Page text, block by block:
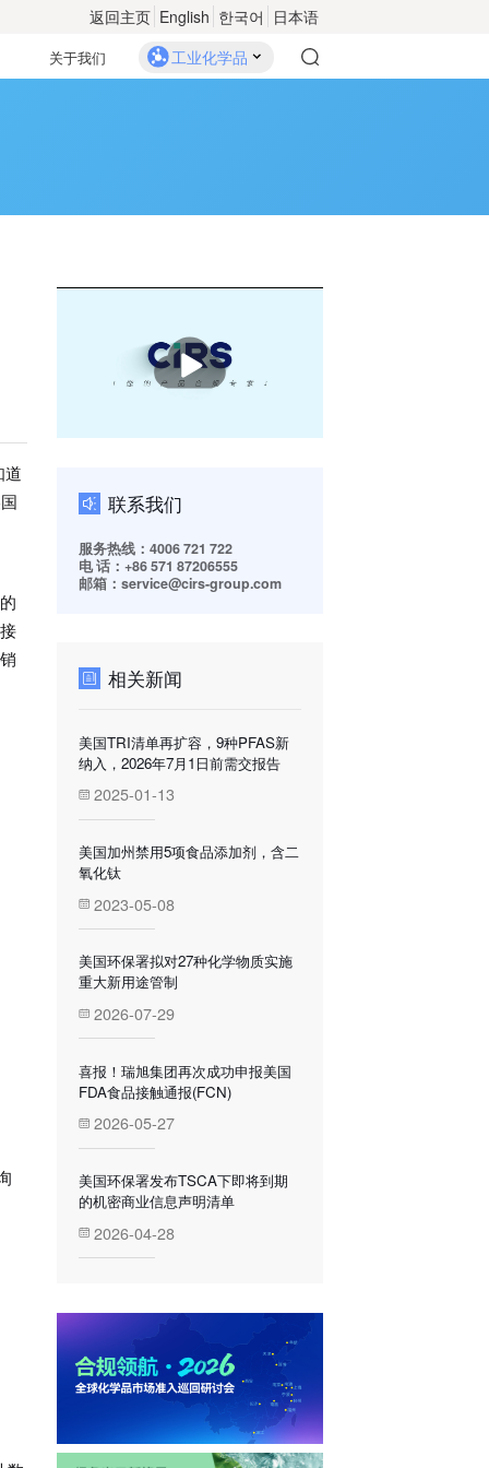
返回主页 English 한국어 日本语
关于我们 工业化学品
道
播
放
联系我们
服务热线：4006 721 722
电 话：+86 571 87206555
邮箱：service@cirs-group.com
相关新闻
美国TRI清单再扩容，9种PFAS新
纳入，2026年7月1日前需交报告
2025-01-13
美国加州禁用5项食品添加剂，含二
氧化钛
2023-05-08
美国环保署拟对27种化学物质实施
重大新用途管制
2026-07-29
喜报！瑞旭集团再次成功申报美国
FDA食品接触通报(FCN)
2026-05-27
美国环保署发布TSCA下即将到期
的机密商业信息声明清单
2026-04-28